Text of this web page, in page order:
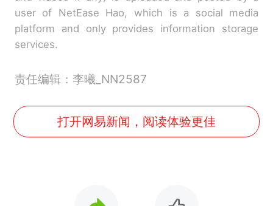
user of NetEase Hao, which is a social media
platform and only provides information storage
services.
责任编辑：李曦_NN2587
打开网易新闻，阅读体验更佳